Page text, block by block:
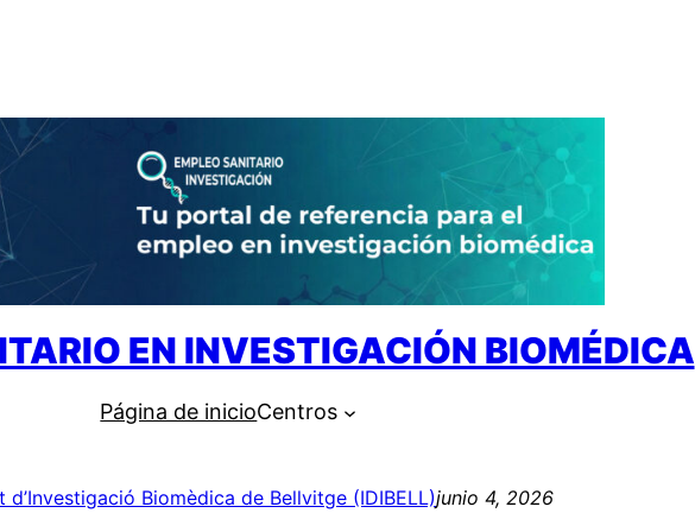
EN INVESTIGACIÓN BIOMÉDICA
Página de inicioCentros
d’Investigació Biomèdica de Bellvitge (IDIBELL)junio 4, 2026